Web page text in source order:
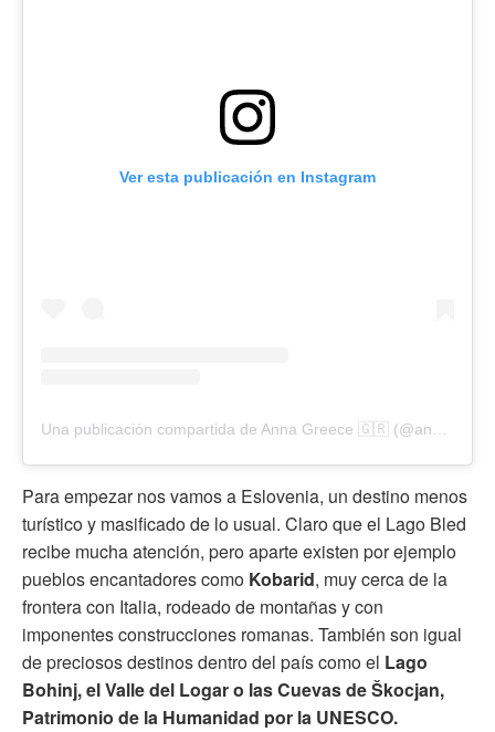
Ver esta publicación en Instagram
Para empezar nos vamos a Eslovenia, un destino menos
turístico y masificado de lo usual. Claro que el Lago Bled
recibe mucha atención, pero aparte existen por ejemplo
pueblos encantadores como Kobarid, muy cerca de la
frontera con Italia, rodeado de montañas y con
imponentes construcciones romanas. También son igual
de preciosos destinos dentro del país como el Lago
Bohinj, el Valle del Logar o las Cuevas de Škocjan,
Patrimonio de la Humanidad por la UNESCO.